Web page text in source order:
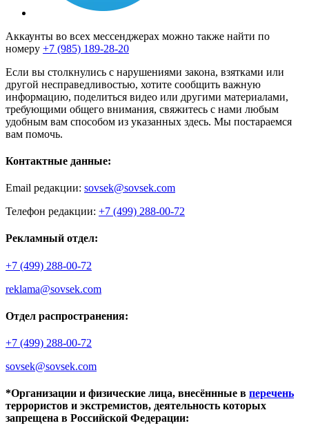
Аккаунты во всех мессенджерах можно также найти по
номеру +7 (985) 189-28-20
Если вы столкнулись с нарушениями закона, взятками или
другой несправедливостью, хотите сообщить важную
информацию, поделиться видео или другими материалами,
требующими общего внимания, свяжитесь с нами любым
удобным вам способом из указанных здесь. Мы постараемся
вам помочь.
Контактные данные:
Email редакции: sovsek@sovsek.com
Телефон редакции: +7 (499) 288-00-72
Рекламный отдел:
+7 (499) 288-00-72
reklama@sovsek.com
Отдел распространения:
+7 (499) 288-00-72
sovsek@sovsek.com
*Организации и физические лица, внесённные в перечень
террористов и экстремистов, деятельность которых
запрещена в Российской Федерации: